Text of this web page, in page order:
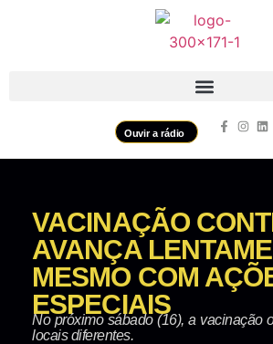
Ouvir a rádio
VACINAÇÃO
AVANÇA
MESMO COM
ESPECIAIS
No próximo sábado (16), a vacinação
locais diferentes.